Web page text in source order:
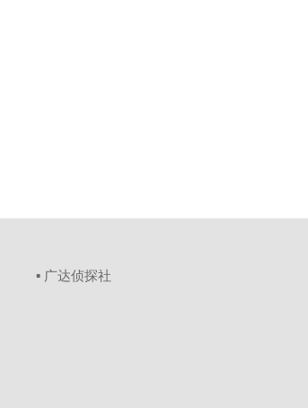
▪ 广达侦探社